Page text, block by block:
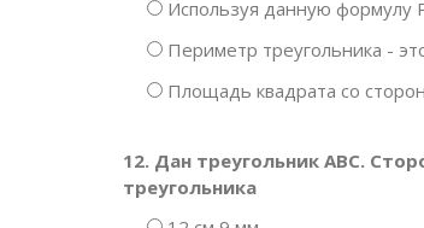
Используя данную формулу
Периметр треугольника -
Площадь квадрата со
12. Дан треугольник АВС.
треугольника